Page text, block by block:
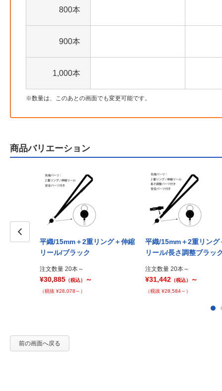
800本
900本
1,000本
数量は、このあとの画面でも変更可能です。
商品バリエーション
平織/15mm＋2重リング＋伸縮
リール/ブラック
注文数量 20本～
¥30,885 （税込） ～
（税抜 ¥28,078～）
平織/15mm＋2重リング
リール/長さ調整ブラッ
注文数量 20本～
¥31,442 （税込） ～
（税抜 ¥28,584～）
前の画面へ戻る